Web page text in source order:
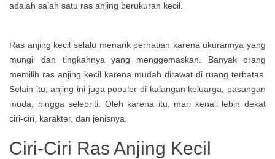
Ras anjing kecil selalu menarik perhatian karena ukurannya yang
mungil dan tingkahnya yang menggemaskan. Banyak orang
memilih ras anjing kecil karena mudah dirawat di ruang terbatas.
Selain itu, anjing ini juga populer di kalangan keluarga, pasangan
muda, hingga selebriti. Oleh karena itu, mari kenali lebih dekat
ciri-ciri, karakter, dan jenisnya.
Ciri-Ciri Ras Anjing Kecil